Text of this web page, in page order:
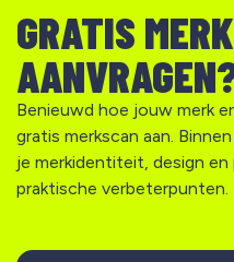
GRATIS
Benieuwd hoe jouw merk
gratis merkscan aan.
je merkidentiteit, design
praktische verbeterpunten.